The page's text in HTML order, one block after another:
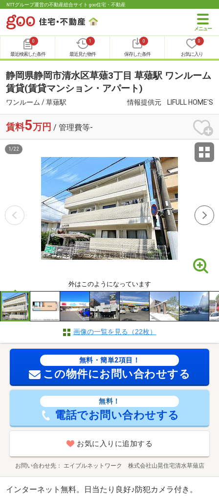
NTTグループ運営の不動産総合サイト goo住宅・不動産
0
最近検索した条件
1
最近見た物件
0
保存した条件
0
お気に入り
静岡県静岡市清水区草薙3丁目 草薙駅 ワンルーム
賃貸(賃貸マンション・アパート)
ワンルーム / 草薙駅 情報提供元 LIFULL HOME'S
賃料5万円 / 管理費等-
外はこのようになっています
1 /22
画像の一覧を見る（22枚）
無料・簡単2項目！
この物件にお問い合わせする
無料！
電話でお問い合わせする
お気に入りに追加する
お問い合わせ先 エイブルネットワーク 株式会社山晃住宅清水草薙店
インターネット無料。日当たり良好♪防犯カメラ付き。